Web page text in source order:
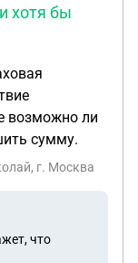
хотя бы
возможно ли
сумму.
г. Москва
что